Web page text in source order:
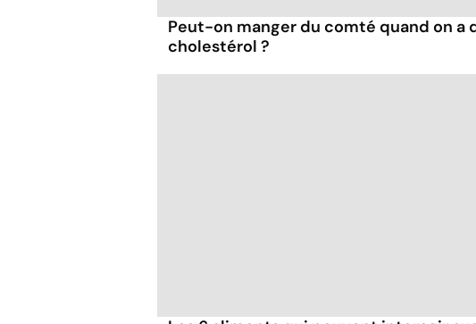
Peut-on manger du comté quand on a
cholestérol ?